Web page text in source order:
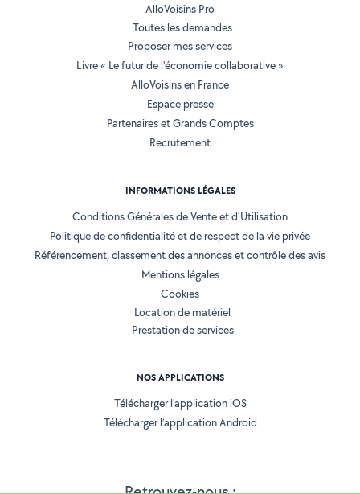
AlloVoisins Pro
Toutes les demandes
Proposer mes services
Livre « Le futur de l'économie collaborative »
AlloVoisins en France
Espace presse
Partenaires et Grands Comptes
Recrutement
INFORMATIONS LÉGALES
Conditions Générales de Vente et d'Utilisation
Politique de confidentialité et de respect de la vie privée
Référencement, classement des annonces et contrôle des avis
Mentions légales
Cookies
Location de matériel
Prestation de services
NOS APPLICATIONS
Télécharger l’application iOS
Télécharger l’application Android